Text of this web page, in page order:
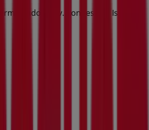
| Av. Condes San Isidro,